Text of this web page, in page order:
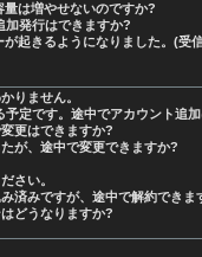
は増やせないのですか?
発行はできますか?
起きるようになりました。(受
りません。
予定です。途中でアカウント追
更はできますか?
が、途中で変更できますか?
さい。
済みですが、途中で解約できま
どうなりますか?